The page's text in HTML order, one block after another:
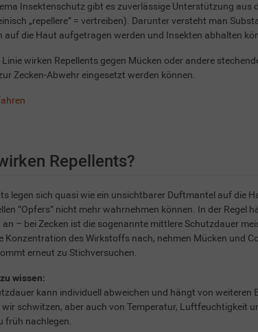
Insektenschutz gibt es zuverlässige Unterstützung aus
„repellere“ = vertreiben). Darunter versteht man
auf die Haut aufgetragen werden und Insekten abhalten
Linie wirken Repellents gegen Mücken oder andere
Zecken-Abwehr eingesetzt werden können.
Repellents?
legen sich quasi wie ein unsichtbarer Duftmantel auf die
“Opfers” nicht mehr wahrnehmen können. In der Regel
an – bei Zecken ist die sogenannte mittlere Schutzdauer
Konzentration des Wirkstoffs nach, nehmen Mücken und
erneut zu Stichversuchen.
wissen:
kann individuell abweichen und hängt von weiteren
wir schwitzen, aber auch von Temperatur, Luftfeuchtigkeit
früh nachlegen.